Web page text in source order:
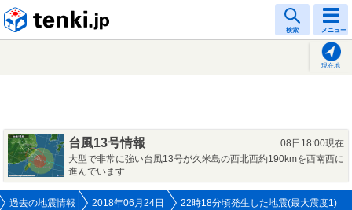
検索 メニュー
現在地
台風13号情報
08日18:00現在
大型で非常に強い台風13号が久米島の西北西約190kmを西南西に
進んでいます
過去の地震情報 2018年06月24日 22時18分頃発生した地震(最大震度1)